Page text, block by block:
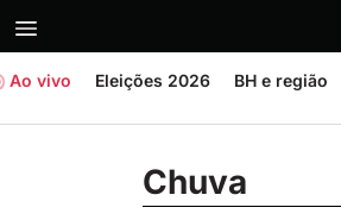
Ao vivo Eleições 2026 BH e região
Chuva